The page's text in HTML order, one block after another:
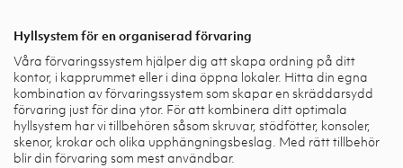
Hyllsystem för en organiserad förvaring
Våra förvaringssystem hjälper dig att skapa ordning på ditt
kontor, i kapprummet eller i dina öppna lokaler. Hitta din egna
kombination av förvaringssystem som skapar en skräddarsydd
förvaring just för dina ytor. För att kombinera ditt optimala
hyllsystem har vi tillbehören såsom skruvar, stödfötter, konsoler,
skenor, krokar och olika upphängningsbeslag. Med rätt tillbehör
blir din förvaring som mest användbar.